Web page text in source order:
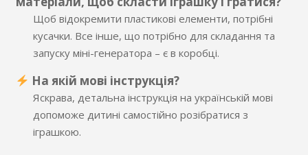
Щоб відокремити пластикові елементи, потрібні
кусачки. Все інше, що потрібно для складання та
запуску міні-генератора – є в коробці.
На якій мові інструкція?
Яскрава, детальна інструкція на українській мові
допоможе дитині самостійно розібратися з
іграшкою.